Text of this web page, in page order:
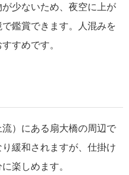
少ないため、夜空に上が
鑑賞できます。人混みを
すめです。
）にある扇大橋の周辺で
緩和されますが、仕掛け
楽しめます。